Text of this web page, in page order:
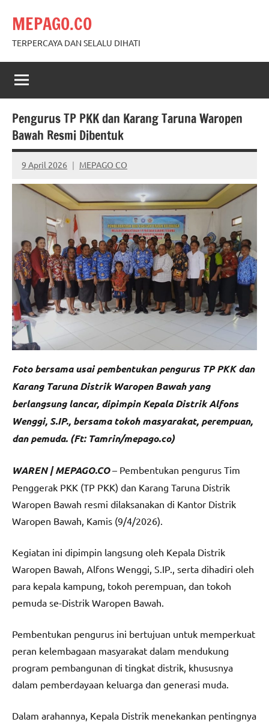
content
MEPAGO.CO
TERPERCAYA DAN SELALU DIHATI
Pengurus TP PKK dan Karang Taruna Waropen
Bawah Resmi Dibentuk
9 April 2026 MEPAGO CO
No
comments
Foto bersama usai pembentukan pengurus TP PKK dan
Karang Taruna Distrik Waropen Bawah yang
berlangsung lancar, dipimpin Kepala Distrik Alfons
Wenggi, S.IP., bersama tokoh masyarakat, perempuan,
dan pemuda. (Ft: Tamrin/mepago.co)
WAREN | MEPAGO.CO– Pembentukan pengurus Tim
Penggerak PKK (TP PKK) dan Karang Taruna Distrik
Waropen Bawah resmi dilaksanakan di Kantor Distrik
Waropen Bawah, Kamis (9/4/2026).
Kegiatan ini dipimpin langsung oleh Kepala Distrik
Waropen Bawah, Alfons Wenggi, S.IP., serta dihadiri oleh
para kepala kampung, tokoh perempuan, dan tokoh
pemuda se-Distrik Waropen Bawah.
Pembentukan pengurus ini bertujuan untuk memperkuat
peran kelembagaan masyarakat dalam mendukung
program pembangunan di tingkat distrik, khususnya
dalam pemberdayaan keluarga dan generasi muda.
Dalam arahannya, Kepala Distrik menekankan pentingnya